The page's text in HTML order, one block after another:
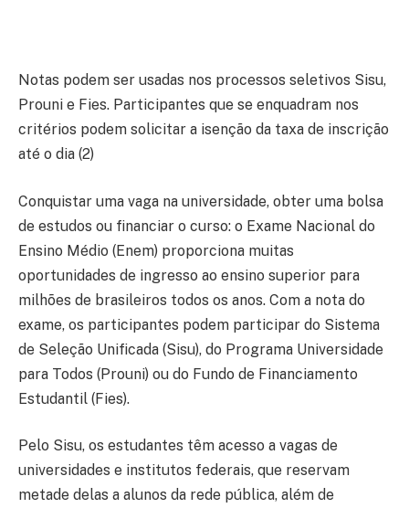
Notas podem ser usadas nos processos seletivos Sisu,
Prouni e Fies. Participantes que se enquadram nos
critérios podem solicitar a isenção da taxa de inscrição
até o dia (2)
Conquistar uma vaga na universidade, obter uma bolsa
de estudos ou financiar o curso: o Exame Nacional do
Ensino Médio (Enem) proporciona muitas
oportunidades de ingresso ao ensino superior para
milhões de brasileiros todos os anos. Com a nota do
exame, os participantes podem participar do Sistema
de Seleção Unificada (Sisu), do Programa Universidade
para Todos (Prouni) ou do Fundo de Financiamento
Estudantil (Fies).
Pelo Sisu, os estudantes têm acesso a vagas de
universidades e institutos federais, que reservam
metade delas a alunos da rede pública, além de